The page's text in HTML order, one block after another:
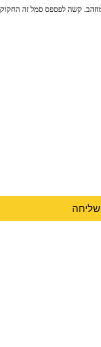
מוזהב. קשה לפספס סמל זה